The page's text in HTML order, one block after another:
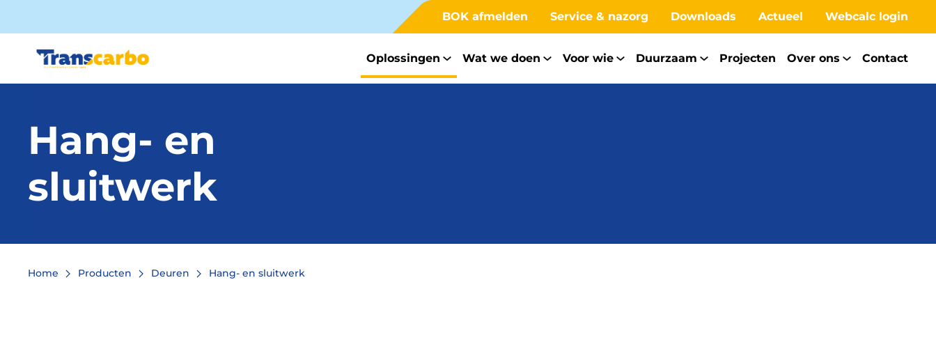
BOK afmelden Service & nazorg Downloads Actueel Webcalc login
Oplossingen Wat we doen Voor wie Duurzaam Projecten Over ons Contact
Hang- en
sluitwerk
Home Producten Deuren Hang- en sluitwerk